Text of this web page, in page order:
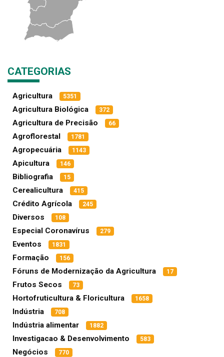
CATEGORIAS
Agricultura 5351
Agricultura Biológica 372
Agricultura de Precisão 66
Agroflorestal 1781
Agropecuária 1143
Apicultura 146
Bibliografia 15
Cerealicultura 415
Crédito Agrícola 245
Diversos 108
Especial Coronavírus 279
Eventos 1831
Formação 156
Fóruns de Modernização da Agricultura 17
Frutos Secos 73
Hortofruticultura & Floricultura 1658
Indústria 708
Indústria alimentar 1882
Investigacao & Desenvolvimento 583
Negócios 770